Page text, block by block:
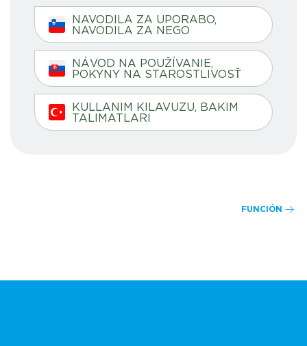
NAVODILA ZA UPORABO,
NAVODILA ZA NEGO
NÁVOD NA POUŽÍVANIE,
POKYNY NA STAROSTLIVOSŤ
KULLANIM KILAVUZU, BAKIM
TALIMATLARI
FUNCIÓN